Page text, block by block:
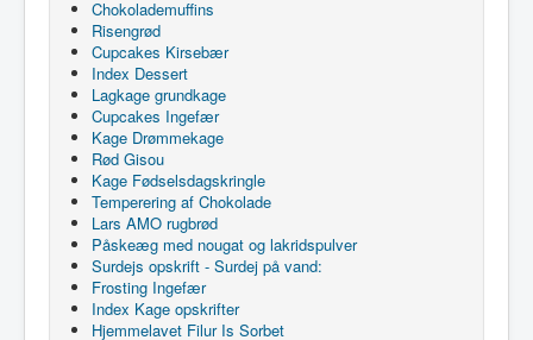
Chokolademuffins
Risengrød
Cupcakes Kirsebær
Index Dessert
Lagkage grundkage
Cupcakes Ingefær
Kage Drømmekage
Rød Gisou
Kage Fødselsdagskringle
Temperering af Chokolade
Lars AMO rugbrød
Påskeæg med nougat og lakridspulver
Surdejs opskrift - Surdej på vand:
Frosting Ingefær
Index Kage opskrifter
Hjemmelavet Filur Is Sorbet